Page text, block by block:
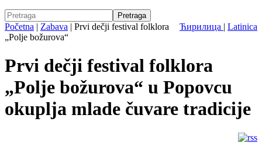
Ћирилица | Latinica
Početna | Zabava | Prvi dečji festival folklora
„Polje božurova“
Prvi dečji festival folklora
„Polje božurova“ u Popovcu
okuplja mlade čuvare tradicije